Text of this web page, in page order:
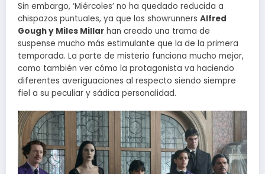
Sin embargo, ‘Miércoles’ no ha quedado reducida a
chispazos puntuales, ya que los showrunners Alfred
Gough y Miles Millar han creado una trama de
suspense mucho más estimulante que la de la primera
temporada. La parte de misterio funciona mucho mejor,
como también ver cómo la protagonista va haciendo
diferentes averiguaciones al respecto siendo siempre
fiel a su peculiar y sádica personalidad.